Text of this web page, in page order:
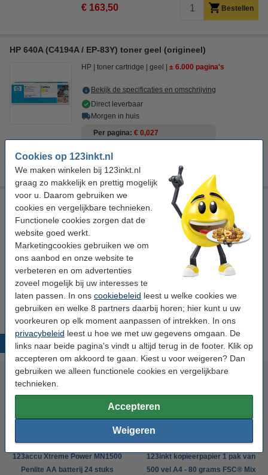
Cookies op 123inkt.nl
We maken winkelen bij 123inkt.nl
graag zo makkelijk en prettig mogelijk
voor u. Daarom gebruiken we
cookies en vergelijkbare technieken.
Functionele cookies zorgen dat de
website goed werkt.
Marketingcookies gebruiken we om
ons aanbod en onze website te
verbeteren en om advertenties
zoveel mogelijk bij uw interesses te
laten passen. In ons cookiebeleid leest u welke cookies we
gebruiken en welke 8 partners daarbij horen; hier kunt u uw
voorkeuren op elk moment aanpassen of intrekken. In ons
privacybeleid leest u hoe we met uw gegevens omgaan. De
links naar beide pagina's vindt u altijd terug in de footer. Klik op
accepteren om akkoord te gaan. Kiest u voor weigeren? Dan
gebruiken we alleen functionele cookies en vergelijkbare
technieken.
Accepteren
Weigeren
€ 163,50 Bestellen
HP 640A (C4194A / EP-83Y) toner geel (origineel)
HP toner cartridge geel ± 6.000 pagina's
Bekijk de specificaties en omschrijving
Direct leverbaar
Morgen in huis
Per pagina € 0,027
€ 163,50
Laserprinter reinigingsdoek
tonerdoek 43 x 32 cm (LxB) geel 999058
Bekijk de specificaties en omschrijving
Direct leverbaar
Morgen in huis
€ 0,95 Bestellen
Populaire producten
123accu Xtreme Power MN1500
Penlite AA batterij 24 stuks
123inkt kopieerpapier 1 pak van
500 vel A4 - 80 grams FSC® Mix